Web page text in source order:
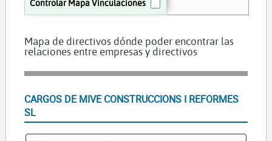
Controlar Mapa Vinculaciones
Mapa de directivos dónde poder encontrar las
relaciones entre empresas y directivos
CARGOS DE MIVE CONSTRUCCIONS I REFORMES
SL